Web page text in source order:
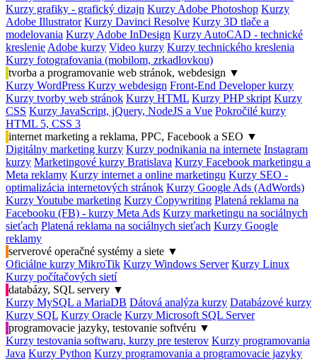
Kurzy grafiky - grafický dizajn Kurzy Adobe Photoshop Kurzy
Adobe Illustrator Kurzy Davinci Resolve Kurzy 3D tlače a
modelovania Kurzy Adobe InDesign Kurzy AutoCAD - technické
kreslenie Adobe kurzy Video kurzy Kurzy technického kreslenia
Kurzy fotografovania (mobilom, zrkadlovkou)
tvorba a programovanie web stránok, webdesign ▼
Kurzy WordPress Kurzy webdesign Front-End Developer kurzy
Kurzy tvorby web stránok Kurzy HTML Kurzy PHP skript Kurzy
CSS Kurzy JavaScript, jQuery, NodeJS a Vue Pokročilé kurzy
HTML 5, CSS 3
internet marketing a reklama, PPC, Facebook a SEO ▼
Digitálny marketing kurzy Kurzy podnikania na internete Instagram
kurzy Marketingové kurzy Bratislava Kurzy Facebook marketingu a
Meta reklamy Kurzy internet a online marketingu Kurzy SEO -
optimalizácia internetových stránok Kurzy Google Ads (AdWords)
Kurzy Youtube marketing Kurzy Copywriting Platená reklama na
Facebooku (FB) - kurzy Meta Ads Kurzy marketingu na sociálnych
sieťach Platená reklama na sociálnych sieťach Kurzy Google
reklamy
serverové operačné systémy a siete ▼
Oficiálne kurzy MikroTik Kurzy Windows Server Kurzy Linux
Kurzy počítačových sietí
databázy, SQL servery ▼
Kurzy MySQL a MariaDB Dátová analýza kurzy Databázové kurzy
Kurzy SQL Kurzy Oracle Kurzy Microsoft SQL Server
programovacie jazyky, testovanie softvéru ▼
Kurzy testovania softwaru, kurzy pre testerov Kurzy programovania
Java Kurzy Python Kurzy programovania a programovacie jazyky